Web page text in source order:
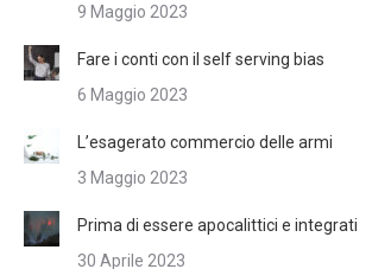
9 Maggio 2023
Fare i conti con il self serving bias
6 Maggio 2023
L’esagerato commercio delle armi
3 Maggio 2023
Prima di essere apocalittici e integrati
30 Aprile 2023